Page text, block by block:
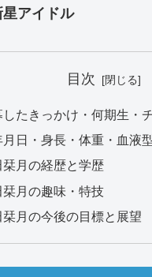
アイドル
目次
したきっかけ・何期生・
月日・身長・体重・血液
栞月の経歴と学歴
栞月の趣味・特技
栞月の今後の目標と展望